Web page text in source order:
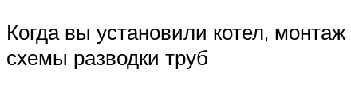
Когда вы установили котел,
схемы разводки труб